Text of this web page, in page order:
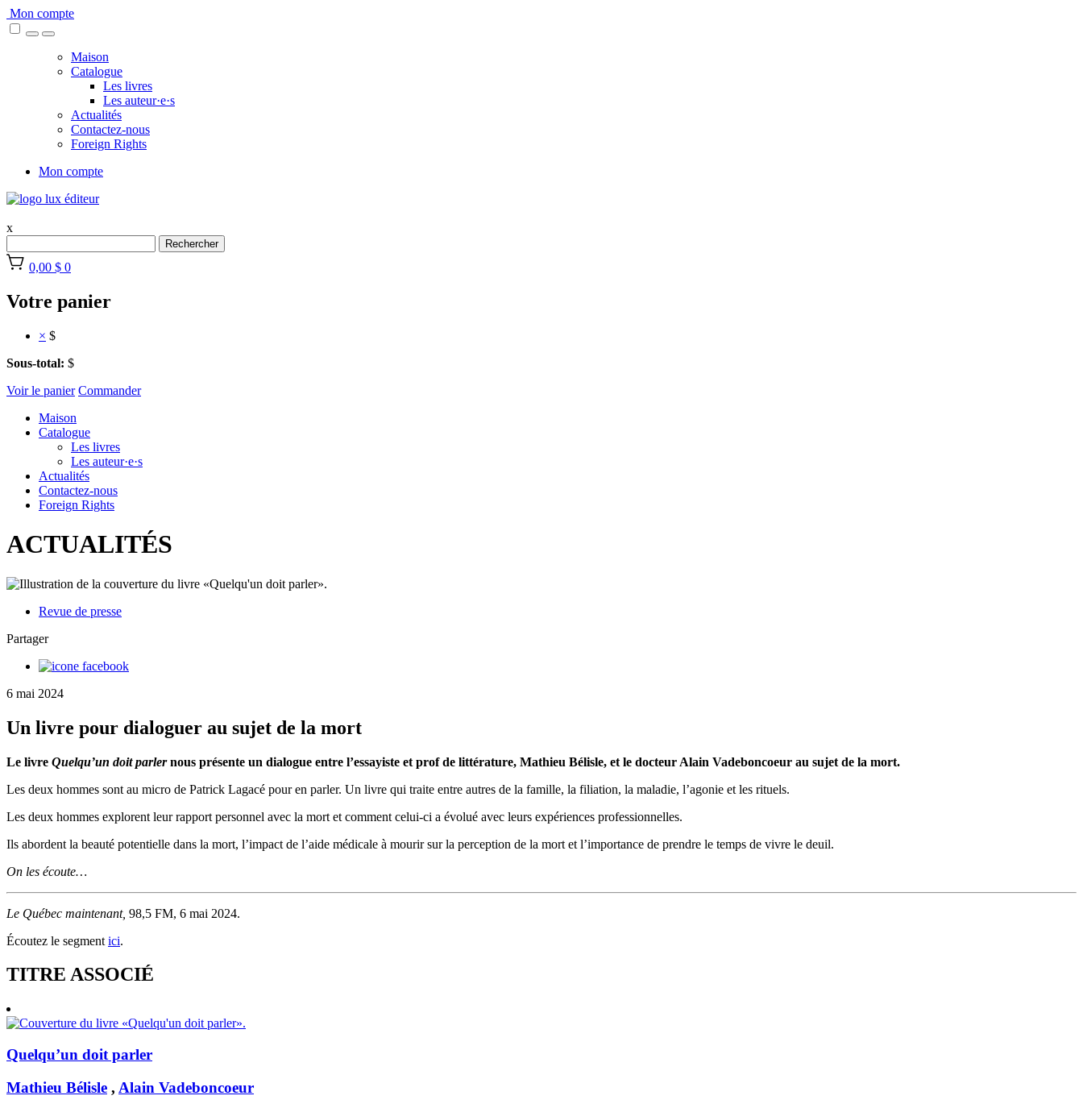
Skip
to
Mon compte
Maison
Catalogue
Les livres
Les auteur·e·s
Actualités
Contactez-nous
Foreign Rights
Mon compte
x
Rechercher
0,00 $ 0
Votre panier
× $
Sous-total: $
Voir le panier Commander
Maison
Catalogue
Les livres
Les auteur·e·s
Actualités
Contactez-nous
Foreign Rights
ACTUALITÉS
Revue de presse
Partager
6 mai 2024
Un livre pour dialoguer au sujet de la mort
Le livre Quelqu’un doit parlernous présente un dialogue entre l’essayiste et prof de littérature, Mathieu Bélisle, et le docteur Alain Vadeboncoeur au sujet de la mort.
Les deux hommes sont au micro de Patrick Lagacé pour en parler. Un livre qui traite entre autres de la famille, la filiation, la maladie, l’agonie et les rituels.
Les deux hommes explorent leur rapport personnel avec la mort et comment celui-ci a évolué avec leurs expériences professionnelles.
Ils abordent la beauté potentielle dans la mort, l’impact de l’aide médicale à mourir sur la perception de la mort et l’importance de prendre le temps de vivre le deuil.
On les écoute…
Le Québec maintenant, 98,5 FM, 6 mai 2024.
Écoutez le segment ici.
TITRE ASSOCIÉ
Quelqu’un doit parler
Mathieu Bélisle , Alain Vadeboncoeur